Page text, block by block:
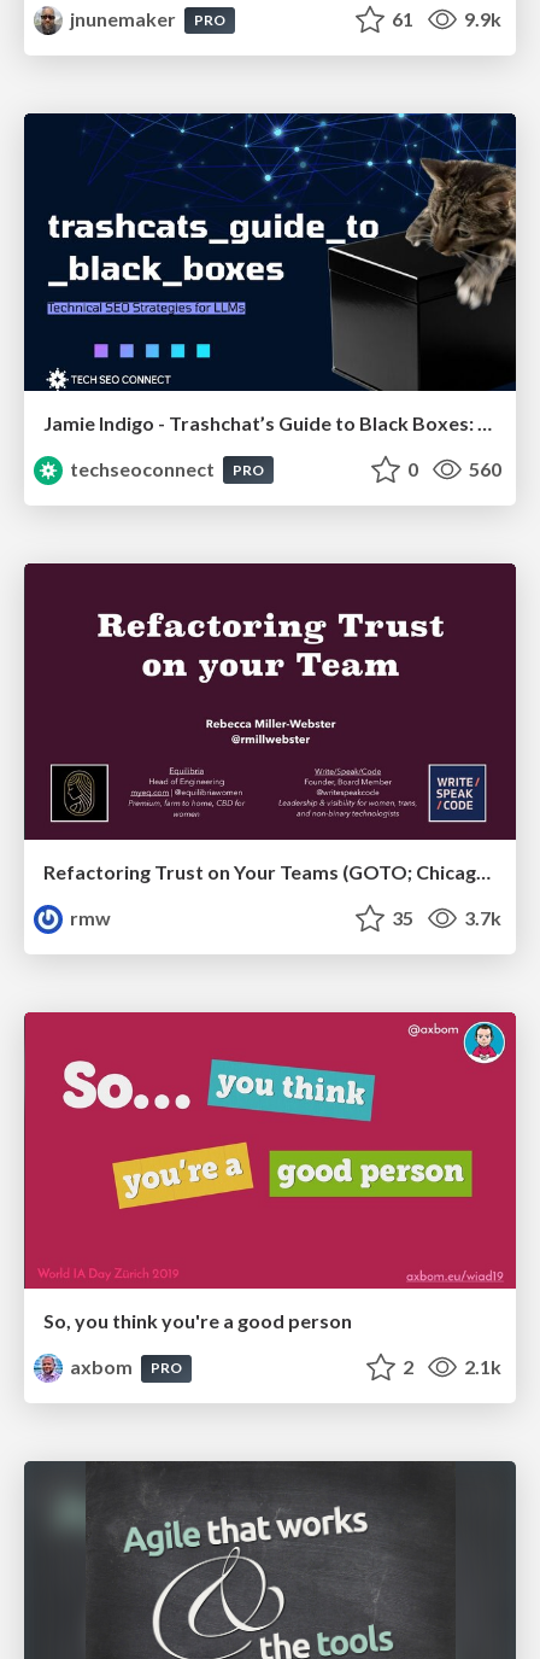
jnunemaker PRO 61 9.9k
techseoconnect
PRO 0 560
Refactoring Trust on Your Teams (GOTO; Chicago 2020)
rmw
35 3.7k
So, you think you're a good person
axbom
PRO 2 2.1k